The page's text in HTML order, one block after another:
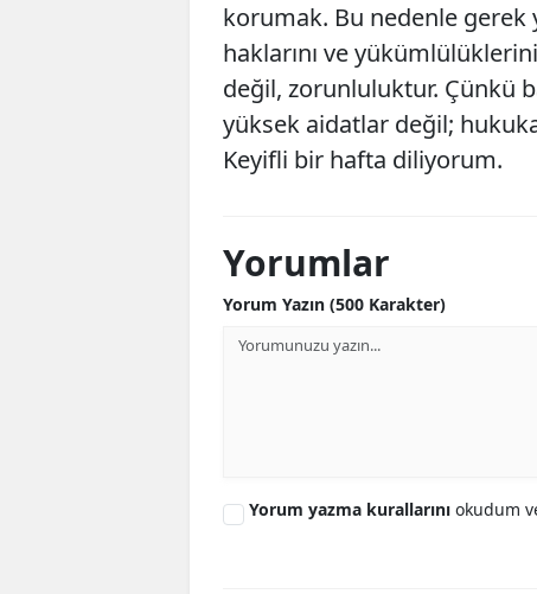
korumak. Bu nedenle
haklarını ve
değil, zorunluluktur. Çünkü
yüksek aidatlar değil;
Keyifli bir hafta diliyorum.
Yorumlar
Yorum Yazın (500 Karakter)
Yorum yazma kurallarını okudum